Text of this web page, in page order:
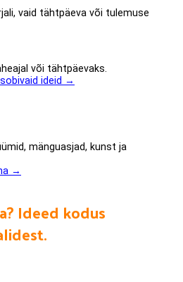
vaid tähtpäeva või tulemuse
või tähtpäevaks.
ideid →
mänguasjad, kunst ja
→
Ideed kodus